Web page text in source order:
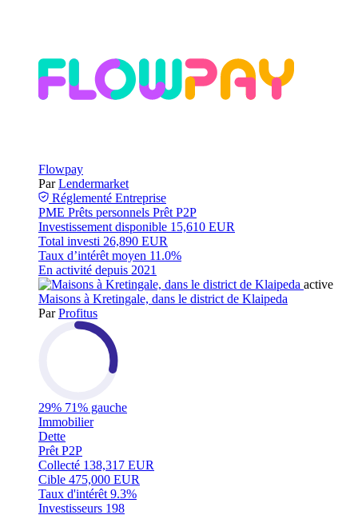
Flowpay
ParLendermarket
Réglementé Entreprise
PME Prêts personnels Prêt P2P
Investissement disponible 15,610 EUR
Total investi 26,890 EUR
Taux d’intérêt moyen 11.0%
En activité depuis 2021
active
Maisons à Kretingale, dans le district de Klaipeda
ParProfitus
29% 71% gauche
Immobilier
Dette
Prêt P2P
Collecté 138,317 EUR
Cible 475,000 EUR
Taux d'intérêt 9.3%
Investisseurs 198